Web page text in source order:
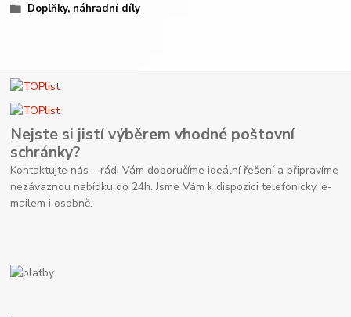
Doplňky, náhradní díly
Nejste si jistí výběrem vhodné poštovní
schránky?
Kontaktujte nás – rádi Vám doporučíme ideální řešení a připravíme
nezávaznou nabídku do 24h. Jsme Vám k dispozici telefonicky, e-
mailem i osobně.